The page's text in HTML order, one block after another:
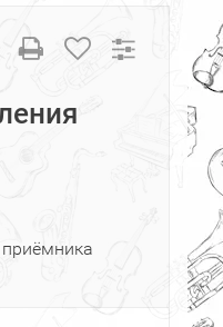
приёмника